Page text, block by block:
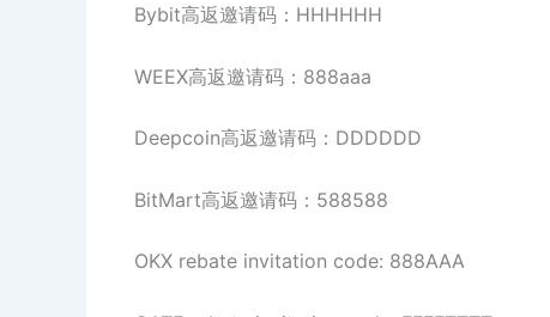
Bybit高返邀请码：HHHHHH
WEEX高返邀请码：888aaa
Deepcoin高返邀请码：DDDDDD
BitMart高返邀请码：588588
OKX rebate invitation code: 888AAA